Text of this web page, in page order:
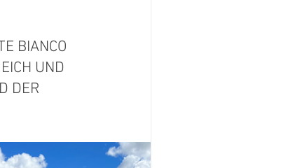
BIANCO
UND
DER